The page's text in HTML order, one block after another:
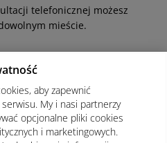
telefonicznej możesz
mieście.
aby zapewnić
My i nasi partnerzy
opcjonalne pliki cookies
i marketingowych.